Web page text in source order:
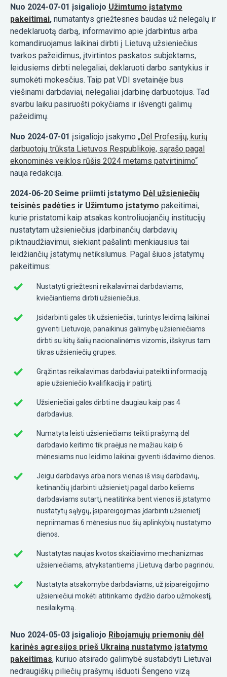
Nuo 2024-07-01 įsigaliojo Užimtumo įstatymo
pakeitimai, numatantys griežtesnes baudas už nelegalų ir
nedeklaruotą darbą, informavimo apie įdarbintus arba
komandiruojamus laikinai dirbti į Lietuvą užsieniečius
tvarkos pažeidimus, įtvirtintos paskatos subjektams,
leidusiems dirbti nelegaliai, deklaruoti darbo santykius ir
sumokėti mokesčius. Taip pat VDI svetainėje bus
viešinami darbdaviai, nelegaliai įdarbinę darbuotojus. Tad
svarbu laiku pasiruošti pokyčiams ir išvengti galimų
pažeidimų.
Nuo 2024-07-01 įsigaliojo įsakymo „Dėl Profesijų, kurių
darbuotojų trūksta Lietuvos Respublikoje, sąrašo pagal
ekonominės veiklos rūšis 2024 metams patvirtinimo“
nauja redakcija.
2024-06-20 Seime priimti įstatymo Dėl užsieniečių
teisinės padėties ir Užimtumo įstatymo pakeitimai,
kurie pristatomi kaip atsakas kontroliuojančių institucijų
nustatytam užsieniečius įdarbinančių darbdavių
piktnaudžiavimui, siekiant pašalinti menkiausius tai
leidžiančių įstatymų netikslumus. Pagal šiuos įstatymų
pakeitimus:
Nustatyti griežtesni reikalavimai darbdaviams,
kviečiantiems dirbti užsieniečius.
Įsidarbinti galės tik užsieniečiai, turintys leidimą laikinai
gyventi Lietuvoje, panaikinus galimybę užsieniečiams
dirbti su kitų šalių nacionalinėmis vizomis, išskyrus tam
tikras užsieniečių grupes.
Grąžintas reikalavimas darbdaviui pateikti informaciją
apie užsieniečio kvalifikaciją ir patirtį.
Užsieniečiai galės dirbti ne daugiau kaip pas 4
darbdavius.
Numatyta leisti užsieniečiams teikti prašymą dėl
darbdavio keitimo tik praėjus ne mažiau kaip 6
mėnesiams nuo leidimo laikinai gyventi išdavimo dienos.
Jeigu darbdavys arba nors vienas iš visų darbdavių,
ketinančių įdarbinti užsienietį pagal darbo keliems
darbdaviams sutartį, neatitinka bent vienos iš įstatymo
nustatytų sąlygų, įsipareigojimas įdarbinti užsienietį
nepriimamas 6 mėnesius nuo šių aplinkybių nustatymo
dienos.
Nustatytas naujas kvotos skaičiavimo mechanizmas
užsieniečiams, atvykstantiems į Lietuvą darbo pagrindu.
Nustatyta atsakomybė darbdaviams, už įsipareigojimo
užsieniečiui mokėti atitinkamo dydžio darbo užmokestį,
nesilaikymą.
Nuo 2024-05-03 įsigaliojo Ribojamųjų priemonių dėl
karinės agresijos prieš Ukrainą nustatymo įstatymo
pakeitimas, kuriuo atsirado galimybė sustabdyti Lietuvai
nedraugiškų piliečių prašymų išduoti Šengeno vizą